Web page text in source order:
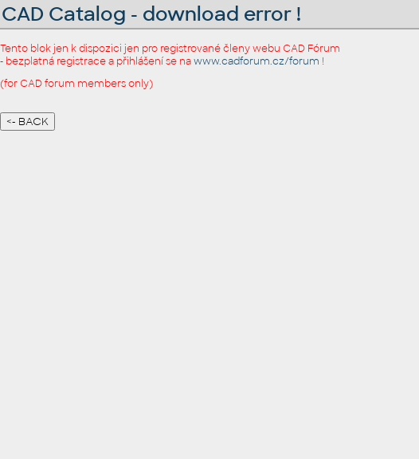
CAD Catalog - download error !
Tento blok jen k dispozici jen pro registrované členy webu CAD Fórum
- bezplatná registrace a přihlášení se nawww.cadforum.cz/forum !
(for CAD forum members only)